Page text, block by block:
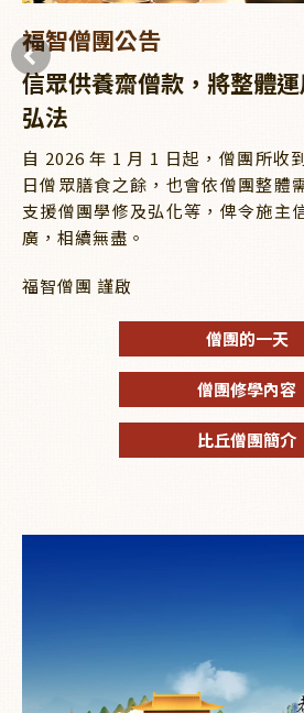
福智僧團公告
信眾供養齋僧款，將整體
弘法
自 2026 年 1 月 1 日起，僧團所收
日僧眾膳食之餘，也會依僧團整體
支援僧團學修及弘化等，俾令施主
廣，相續無盡。
福智僧團 謹啟
僧團的一天
僧團修學內容
比丘僧團簡介